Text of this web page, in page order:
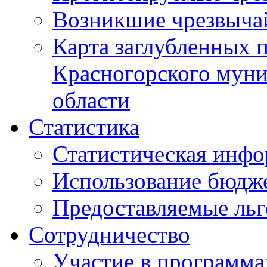
Возникшие
Карта
Красногорского
области
Статистика
Статистическая
Использование
Предоставляемые
Сотрудничество
Участие в